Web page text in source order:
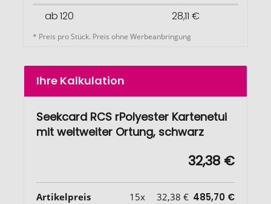
ab 120
28,11 €
* Preis pro Stück. Preis ohne Werbeanbringung
Ihre Kalkulation
Seekcard RCS rPolyester Kartenetui
mit weltweiter Ortung, schwarz
32,38 €
Artikelpreis 15x 32,38 € 485,70 €